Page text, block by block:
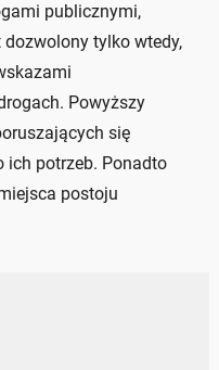
publicznymi,
tylko wtedy,
Powyższy
się
ich potrzeb. Ponadto
postoju